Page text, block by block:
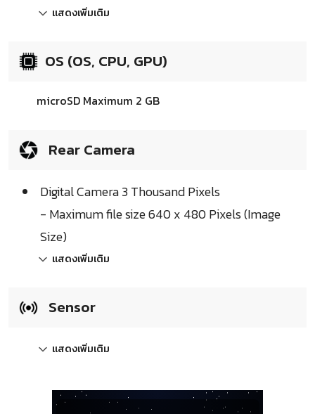
แสดงเพิ่มเติม
OS (OS, CPU, GPU)
microSD Maximum 2 GB
Rear Camera
Digital Camera 3 Thousand Pixels
- Maximum file size 640 x 480 Pixels (Image
Size)
แสดงเพิ่มเติม
Sensor
แสดงเพิ่มเติม